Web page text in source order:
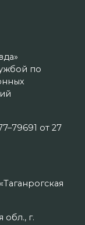
по
от 27
обл., г.